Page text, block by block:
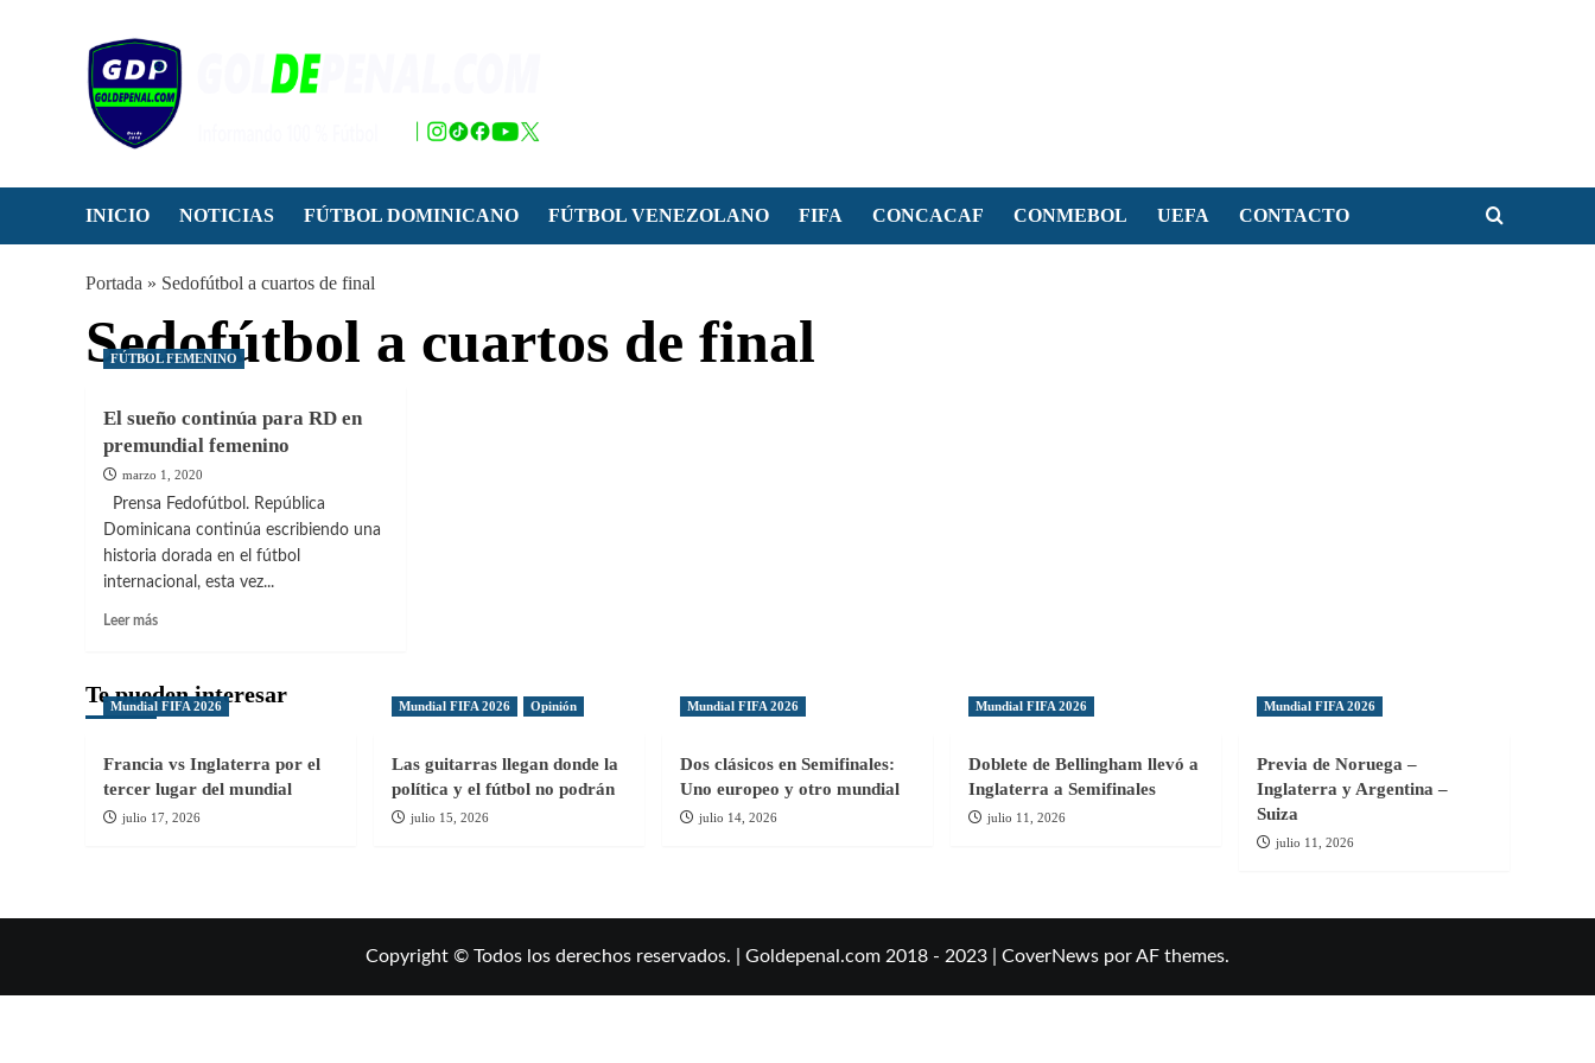
INICIO NOTICIAS FÚTBOL DOMINICANO FÚTBOL VENEZOLANO FIFA CONCACAF CONMEBOL UEFA CONTACTO
Portada » Sedofútbol a cuartos de final
Sedofútbol a cuartos de final
FÚTBOL FEMENINO
El sueño continúa para RD en
premundial femenino
marzo 1, 2020
Prensa Fedofútbol. República
Dominicana continúa escribiendo una
historia dorada en el fútbol
internacional, esta vez...
Leer másLeer
El
sueño
RD
en
premundial
Te pueden interesar
Mundial FIFA 2026
Francia vs Inglaterra por el
tercer lugar del mundial
julio 17, 2026
Mundial FIFA 2026 Opinión
Las guitarras llegan donde la
política y el fútbol no podrán
julio 15, 2026
Mundial FIFA 2026
Dos clásicos en Semifinales:
Uno europeo y otro mundial
julio 14, 2026
Mundial FIFA 2026
Doblete de Bellingham llevó a
Inglaterra a Semifinales
julio 11, 2026
Mundial FIFA 2026
Previa de Noruega –
Inglaterra y Argentina –
Suiza
julio 11, 2026
Copyright © Todos los derechos reservados. | Goldepenal.com 2018 - 2023 CoverNews por AF themes.